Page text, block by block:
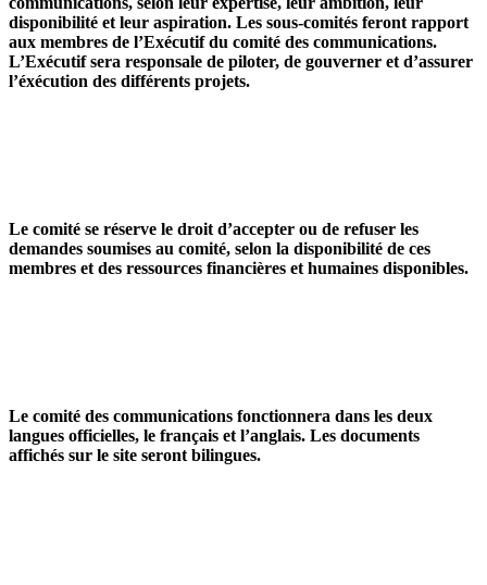
disponibilité et leur aspiration. Les sous-comités feront rapport
aux membres de l’Exécutif du comité des communications.
L’Exécutif sera responsale de piloter, de gouverner et d’assurer
l’éxécution des différents projets.
Le comité se réserve le droit d’accepter ou de refuser les
demandes soumises au comité, selon la disponibilité de ces
membres et des ressources financières et humaines disponibles.
Le comité des communications fonctionnera dans les deux
langues officielles, le français et l’anglais. Les documents
affichés sur le site seront bilingues.